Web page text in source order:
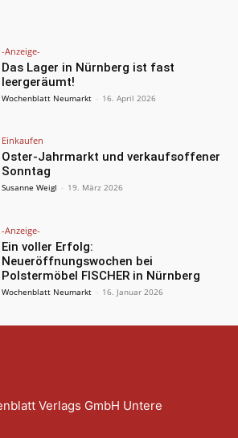
-Anzeige-
Das Lager in Nürnberg ist fast
leergeräumt!
Wochenblatt Neumarkt - 16. April 2026
Einkaufen
Oster-Jahrmarkt und verkaufsoffener
Sonntag
Susanne Weigl - 19. März 2026
-Anzeige-
Ein voller Erfolg:
Neueröffnungswochen bei
Polstermöbel FISCHER in Nürnberg
Wochenblatt Neumarkt - 16. Januar 2026
Verlags GmbH Untere